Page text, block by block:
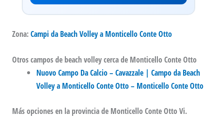
Zona:Campi da Beach Volley a Monticello Conte Otto
Otros campos de beach volley cerca de Monticello Conte Otto
Nuovo Campo Da Calcio – Cavazzale | Campo da Beach
Volley a Monticello Conte Otto – Monticello Conte Otto
Más opciones en la provincia de Monticello Conte Otto Vi.